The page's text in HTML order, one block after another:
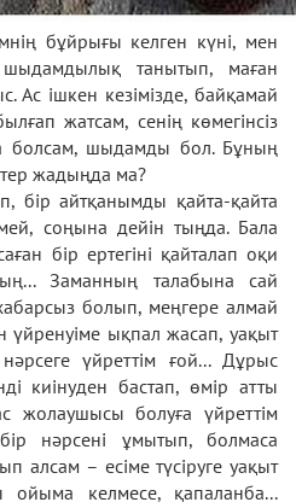
бұйрығы келген күні, мен
танытып, маған
Ас ішкен кезімізде, байқамай
жатсам, сенің көмегінсіз
болсам, шыдамды бол. Бұның
жадыңда ма?
бір айтқанымды қайта-қайта
соңына дейін тыңда. Бала
бір ертегіні қайталап оқи
Заманның талабына сай
болып, меңгере алмай
үйренуіме ықпал жасап, уақыт
үйреттім ғой... Дұрыс
киінуден бастап, өмір атты
жолаушысы болуға үйреттім
нәрсені ұмытып, болмаса
алсам – есіме түсіруге уақыт
келмесе, қапаланба...